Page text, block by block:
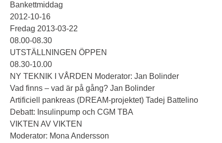
Bankettmiddag
2012-10-16
Fredag 2013-03-22
08.00-08.30
UTSTÄLLNINGEN ÖPPEN
08.30-10.00
NY TEKNIK I VÅRDEN Moderator: Jan Bolinder
Vad finns – vad är på gång? Jan Bolinder
Artificiell pankreas (DREAM-projektet) Tadej Battelino
Debatt: Insulinpump och CGM TBA
VIKTEN AV VIKTEN
Moderator: Mona Andersson